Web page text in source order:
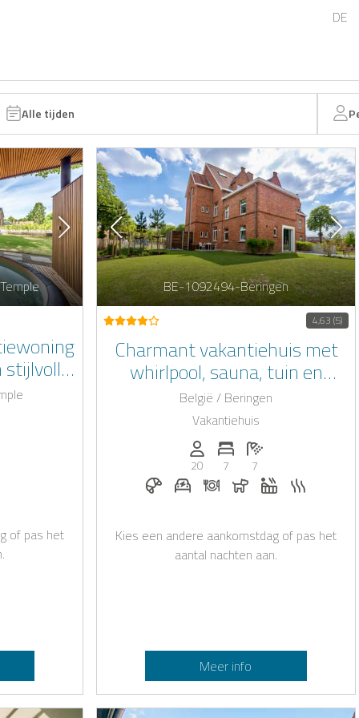
DE
Alle tijden
20
8
badkamers: 8
of pas het
BE-1092494-Beringen
4,63 (5)
Charmant vakantiehuis met
whirlpool, sauna, tuin en
toplocatie in Beringen
België / Beringen
Vakantiehuis
Personen (max.): 20
20
Aantal slaapkamers: 7
7
Aantal badkamers: 7
7
Ontbijt op aanvraag
E-auto oplaadstation op
Diner op aanvraag
Honden toegestaan
Whirlpool
Kies een andere aankomstdag of pas het
aantal nachten aan.
Meer info